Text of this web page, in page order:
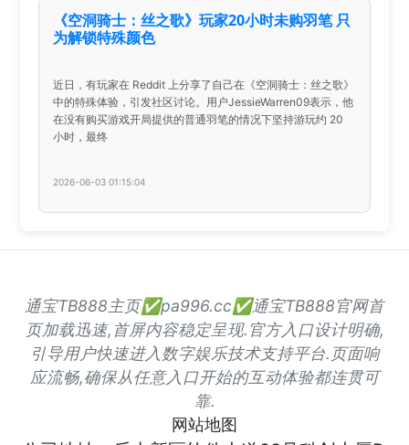
《空洞骑士：丝之歌》玩家20小时未购羽笔 只
为解锁特殊颜色
近日，有玩家在 Reddit 上分享了自己在《空洞骑士：丝之歌》
中的特殊体验，引发社区讨论。用户JessieWarren09表示，他
在没有购买游戏开局提供的普通羽笔的情况下坚持游玩约 20
小时，最终
2026-06-03 01:15:04
通宝TB888主页✅pa996.cc✅通宝TB888官网首
页加载迅速,首屏内容稳定呈现.官方入口设计明确,
引导用户快速进入数字娱乐技术支持平台.页面响
应流畅,确保从任意入口开始的互动体验都连贯可
靠.
网站地图